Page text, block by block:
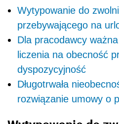
Wytypowanie do
przebywającego na
Dla pracodawcy
liczenia na obecność
dyspozycyjność
Długotrwała
rozwiązanie umowy o